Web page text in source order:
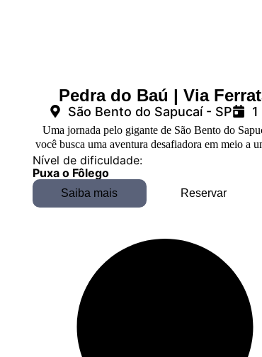
Pedra do Baú | Via
São Bento do Sapucaí - SP 1
Uma jornada pelo gigante de São Bento do
você busca uma aventura desafiadora em meio a
Nível de dificuldade:
Puxa o Fôlego
Saiba mais Reservar